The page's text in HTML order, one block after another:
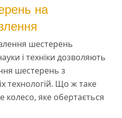
на
шестерень
і техніки дозволяють
шестерень з
технологій. Що ж таке
колесо, яке обертається